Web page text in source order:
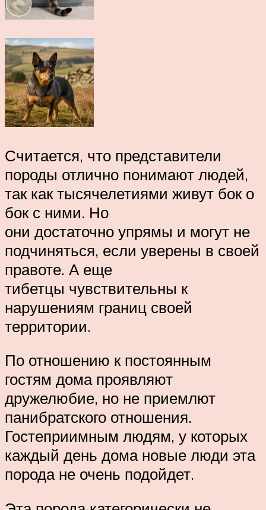
Считается, что представители
породы отлично понимают людей,
так как тысячелетиями живут бок о
бок с ними. Но
они достаточно упрямы и могут не
подчиняться, если уверены в своей
правоте. А еще
тибетцы чувствительны к
нарушениям границ своей
территории.
По отношению к постоянным
гостям дома проявляют
дружелюбие, но не приемлют
панибратского отношения.
Гостеприимным людям, у которых
каждый день дома новые люди эта
порода не очень подойдет.